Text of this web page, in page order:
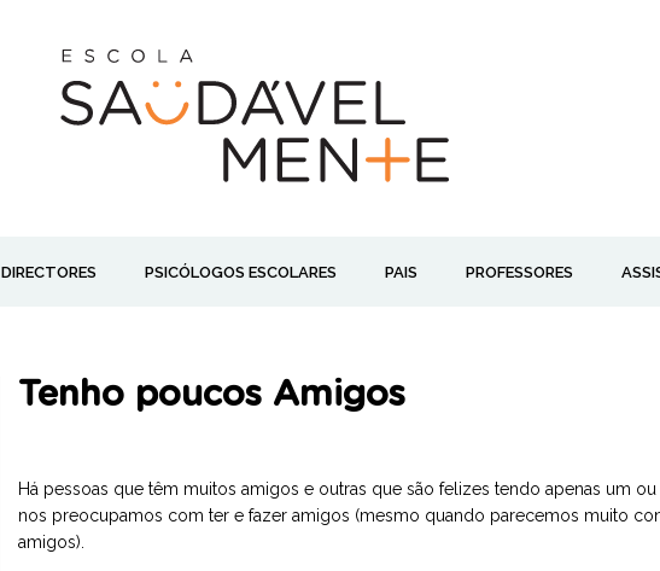
DIRECTORES PSICÓLOGOS ESCOLARES PAIS PROFESSORES
Tenho poucos Amigos
Há pessoas que têm muitos amigos e outras que são felizes tendo apenas um
nos preocupamos com ter e fazer amigos (mesmo quando parecemos muito
amigos).